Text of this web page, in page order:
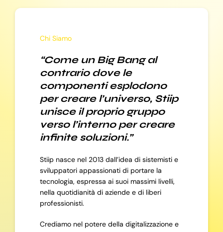
Chi Siamo
“Come un Big Bang al
contrario dove le
componenti esplodono
per creare l’universo, Stiip
unisce il proprio gruppo
verso l’interno per creare
infinite soluzioni.”
Stiip nasce nel 2013 dall’idea di sistemisti e
sviluppatori appassionati di portare la
tecnologia, espressa ai suoi massimi livelli,
nella quotidianità di aziende e di liberi
professionisti.
Crediamo nel potere della digitalizzazione e